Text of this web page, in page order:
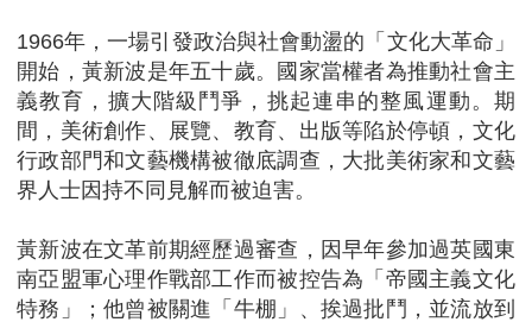
1966年，一場引發政治與社會動盪的「文化大革命」
開始，黃新波是年五十歲。國家當權者為推動社會主
義教育，擴大階級鬥爭，挑起連串的整風運動。期
間，美術創作、展覽、教育、出版等陷於停頓，文化
行政部門和文藝機構被徹底調查，大批美術家和文藝
界人士因持不同見解而被迫害。
黃新波在文革前期經歷過審查，因早年參加過英國東
南亞盟軍心理作戰部工作而被控告為「帝國主義文化
特務」；他曾被關進「牛棚」、挨過批鬥，並流放到